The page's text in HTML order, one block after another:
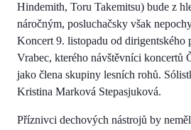
Hindemith, Toru Takemitsu) bude z
náročným, posluchačsky však
Koncert 9. listopadu od dirigentského
Vrabec, kterého návštěvníci koncertů
jako člena skupiny lesních rohů.
Kristina Marková Stepasjuková.
Příznivci dechových nástrojů by